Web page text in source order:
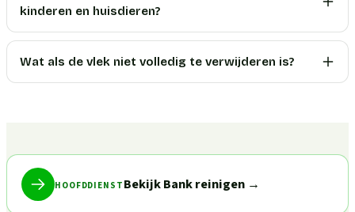
kinderen en huisdieren?
Wat als de vlek niet volledig te verwijderen is?
HOOFDDIENST Bekijk Bank reinigen→